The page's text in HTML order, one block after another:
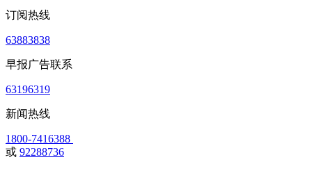
订阅热线
63883838
早报广告联系
63196319
新闻热线
1800-7416388
或 92288736